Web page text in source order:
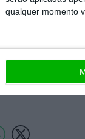
qualquer momento
de dados
tráfego com a
nova geração.
com